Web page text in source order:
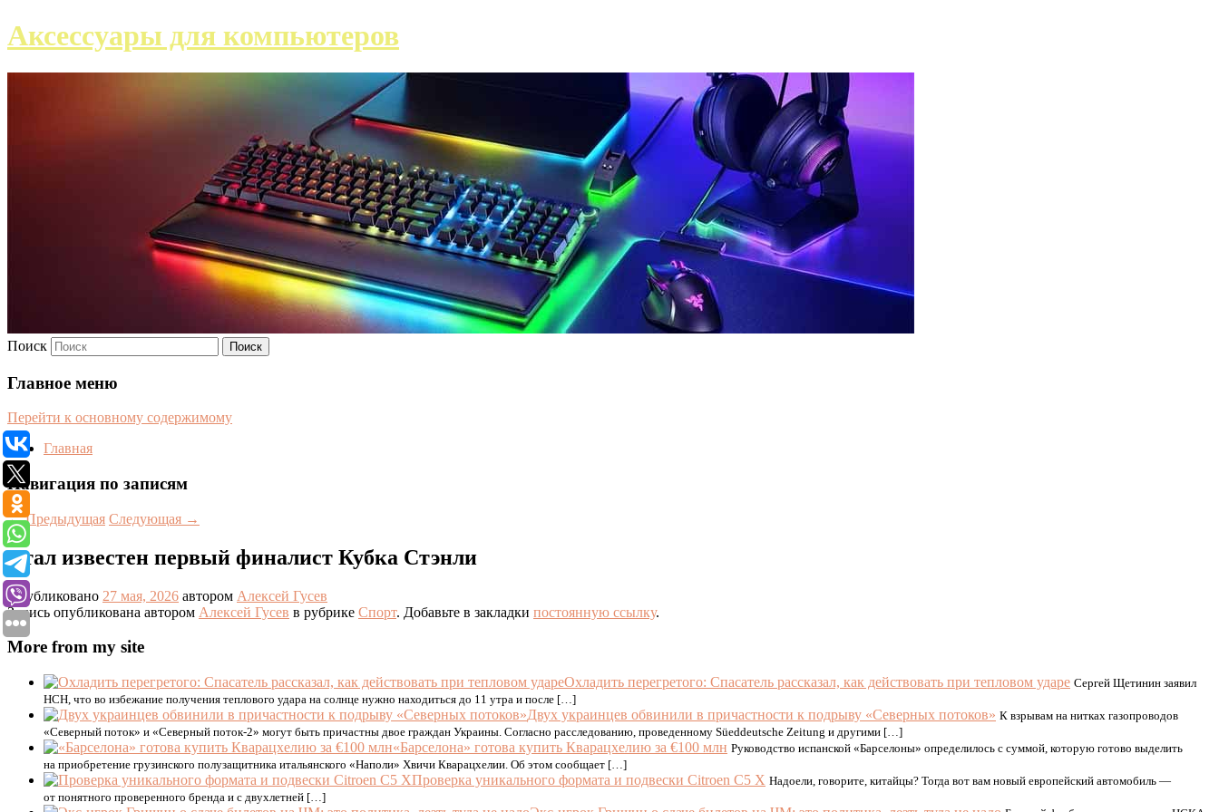
Аксессуары для компьютеров
Поиск
Главное меню
Перейти к основному содержимому
Главная
Навигация по записям
←Предыдущая Следующая →
Стал известен первый финалист Кубка Стэнли
Опубликовано 27 мая, 2026 автором Алексей Гусев
Запись опубликована автором Алексей Гусев в рубрике Спорт. Добавьте в закладки постоянную ссылку.
More from my site
Охладить перегретого: Спасатель рассказал, как действовать при тепловом ударе Сергей Щетинин заявил
НСН, что во избежание получения теплового удара на солнце нужно находиться до 11 утра и после […]
Двух украинцев обвинили в причастности к подрыву «Северных потоков» К взрывам на нитках газопроводов
«Северный поток» и «Северный поток-2» могут быть причастны двое граждан Украины. Согласно расследованию, проведенному Süeddeutsche Zeitung и другими […]
«Барселона» готова купить Кварацхелию за €100 млн Руководство испанской «Барселоны» определилось с суммой, которую готово выделить
на приобретение грузинского полузащитника итальянского «Наполи» Хвичи Кварацхелии. Об этом сообщает […]
Проверка уникального формата и подвески Citroen C5 X Надоели, говорите, китайцы? Тогда вот вам новый европейский автомобиль —
от понятного проверенного бренда и с двухлетней […]